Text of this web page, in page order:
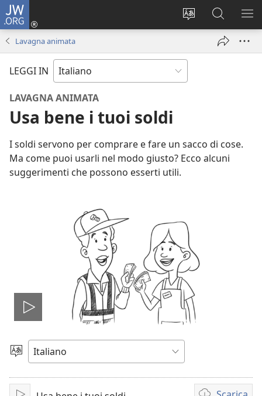
JW.ORG
Modificare
Accedi
(apre
finestra)
Cerca
in
JW.ORG
Lavagna animata
LEGGI IN
LAVAGNA ANIMATA
Usa bene i tuoi soldi
I soldi servono per comprare e fare un sacco di cose.
Ma come puoi usarli nel modo giusto? Ecco alcuni
suggerimenti che possono esserti utili.
Play
Scegli
lingua